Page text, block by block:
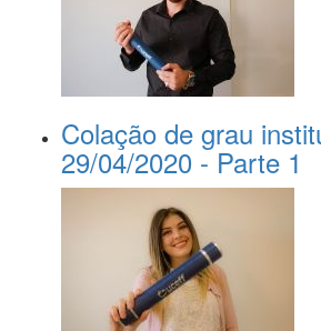
Colação de grau
29/04/2020 - Parte 1